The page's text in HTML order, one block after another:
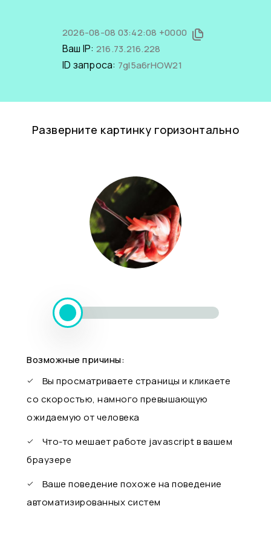
2026-08-08 03:42:08 +0000
Ваш IP: 216.73.216.228
ID запроса: 7gI5a6rHOW21
Разверните картинку горизонтально
Возможные причины:
Вы просматриваете страницы и кликаете
со скоростью, намного превышающую
ожидаемую от человека
Что-то мешает работе javascript в вашем
браузере
Ваше поведение похоже на поведение
автоматизированных систем